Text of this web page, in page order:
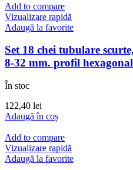
Add to compare
Vizualizare rapidă
Adaugă la favorite
Set 18 chei tubulare
8-32 mm. profil hexagonal
În stoc
122,40 lei
Adaugă în coș
Add to compare
Vizualizare rapidă
Adaugă la favorite